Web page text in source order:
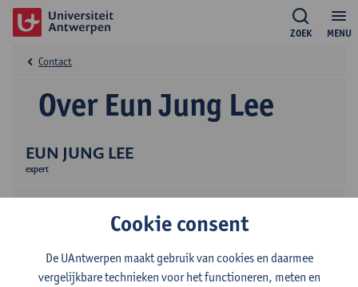
MENU
ZOEK
EUN JUNG LEE
expert
Over Eun Jung Lee
Contact
Cookie consent
De UAntwerpen maakt gebruik van cookies en daarmee
vergelijkbare technieken voor het functioneren, meten en